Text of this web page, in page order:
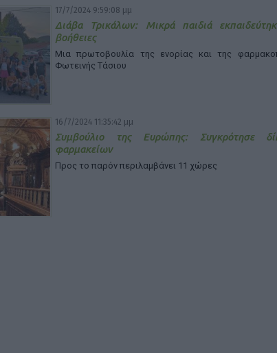
17/7/2024 9:59:08 μμ
Διάβα Τρικάλων: Μικρά παιδιά
βοήθειες
Μια πρωτοβουλία της ενορίας και της
Φωτεινής Τάσιου
16/7/2024 11:35:42 μμ
Συμβούλιο της Ευρώπης: Συγκρότησε
φαρμακείων
Προς το παρόν περιλαμβάνει 11 χώρες